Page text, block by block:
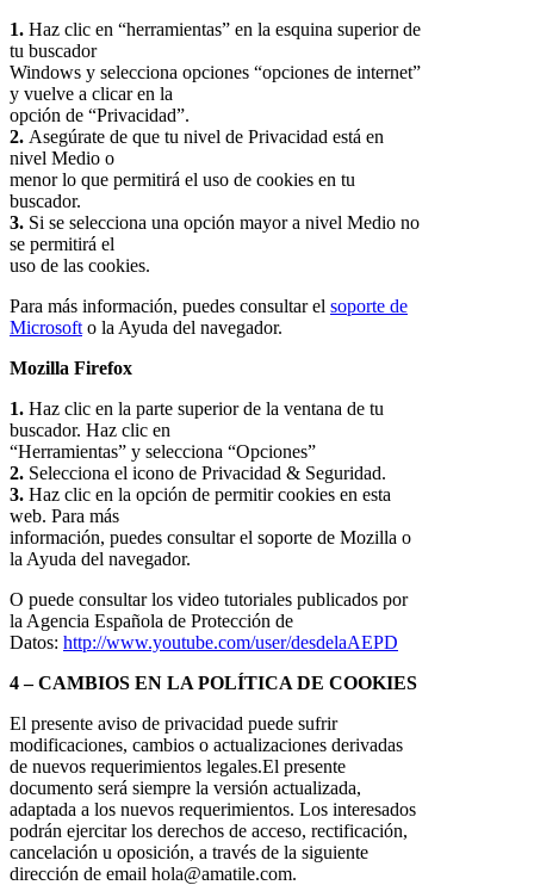
1. Haz clic en “herramientas” en la esquina superior de
tu buscador
Windows y selecciona opciones “opciones de internet”
y vuelve a clicar en la
opción de “Privacidad”.
2. Asegúrate de que tu nivel de Privacidad está en
nivel Medio o
menor lo que permitirá el uso de cookies en tu
buscador.
3. Si se selecciona una opción mayor a nivel Medio no
se permitirá el
uso de las cookies.
Para más información, puedes consultar el soporte de
Microsoft o la Ayuda del navegador.
Mozilla Firefox
1. Haz clic en la parte superior de la ventana de tu
buscador. Haz clic en
“Herramientas” y selecciona “Opciones”
2. Selecciona el icono de Privacidad & Seguridad.
3. Haz clic en la opción de permitir cookies en esta
web. Para más
información, puedes consultar el soporte de Mozilla o
la Ayuda del navegador.
O puede consultar los video tutoriales publicados por
la Agencia Española de Protección de
Datos: http://www.youtube.com/user/desdelaAEPD
4 – CAMBIOS EN LA POLÍTICA DE COOKIES
El presente aviso de privacidad puede sufrir
modificaciones, cambios o actualizaciones derivadas
de nuevos requerimientos legales.El presente
documento será siempre la versión actualizada,
adaptada a los nuevos requerimientos. Los interesados
podrán ejercitar los derechos de acceso, rectificación,
cancelación u oposición, a través de la siguiente
dirección de email hola@amatile.com.